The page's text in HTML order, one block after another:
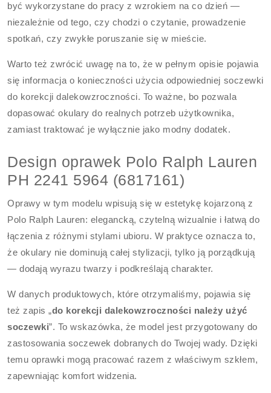
być wykorzystane do pracy z wzrokiem na co dzień —
niezależnie od tego, czy chodzi o czytanie, prowadzenie
spotkań, czy zwykłe poruszanie się w mieście.
Warto też zwrócić uwagę na to, że w pełnym opisie pojawia
się informacja o konieczności użycia odpowiedniej soczewki
do korekcji dalekowzroczności. To ważne, bo pozwala
dopasować okulary do realnych potrzeb użytkownika,
zamiast traktować je wyłącznie jako modny dodatek.
Design oprawek Polo Ralph Lauren
PH 2241 5964 (6817161)
Oprawy w tym modelu wpisują się w estetykę kojarzoną z
Polo Ralph Lauren: elegancką, czytelną wizualnie i łatwą do
łączenia z różnymi stylami ubioru. W praktyce oznacza to,
że okulary nie dominują całej stylizacji, tylko ją porządkują
— dodają wyrazu twarzy i podkreślają charakter.
W danych produktowych, które otrzymaliśmy, pojawia się
też zapis „do korekcji dalekowzroczności należy użyć
soczewki”. To wskazówka, że model jest przygotowany do
zastosowania soczewek dobranych do Twojej wady. Dzięki
temu oprawki mogą pracować razem z właściwym szkłem,
zapewniając komfort widzenia.